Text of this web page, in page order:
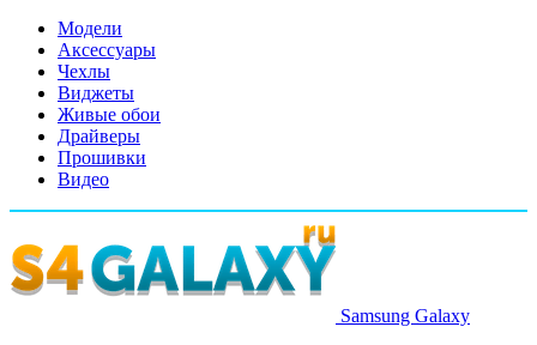
Модели
Аксессуары
Чехлы
Виджеты
Живые обои
Драйверы
Прошивки
Видео
Samsung Galaxy